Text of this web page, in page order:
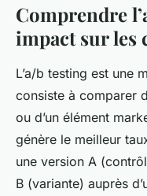
Comprendre
impact sur les
L’a/b testing est une
consiste à comparer
ou d’un élément
génère le meilleur
une version A
B (variante) auprès